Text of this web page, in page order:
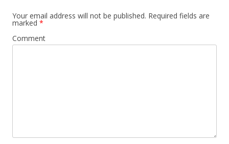
Your email address will not be published. Required fields are
marked *
Comment